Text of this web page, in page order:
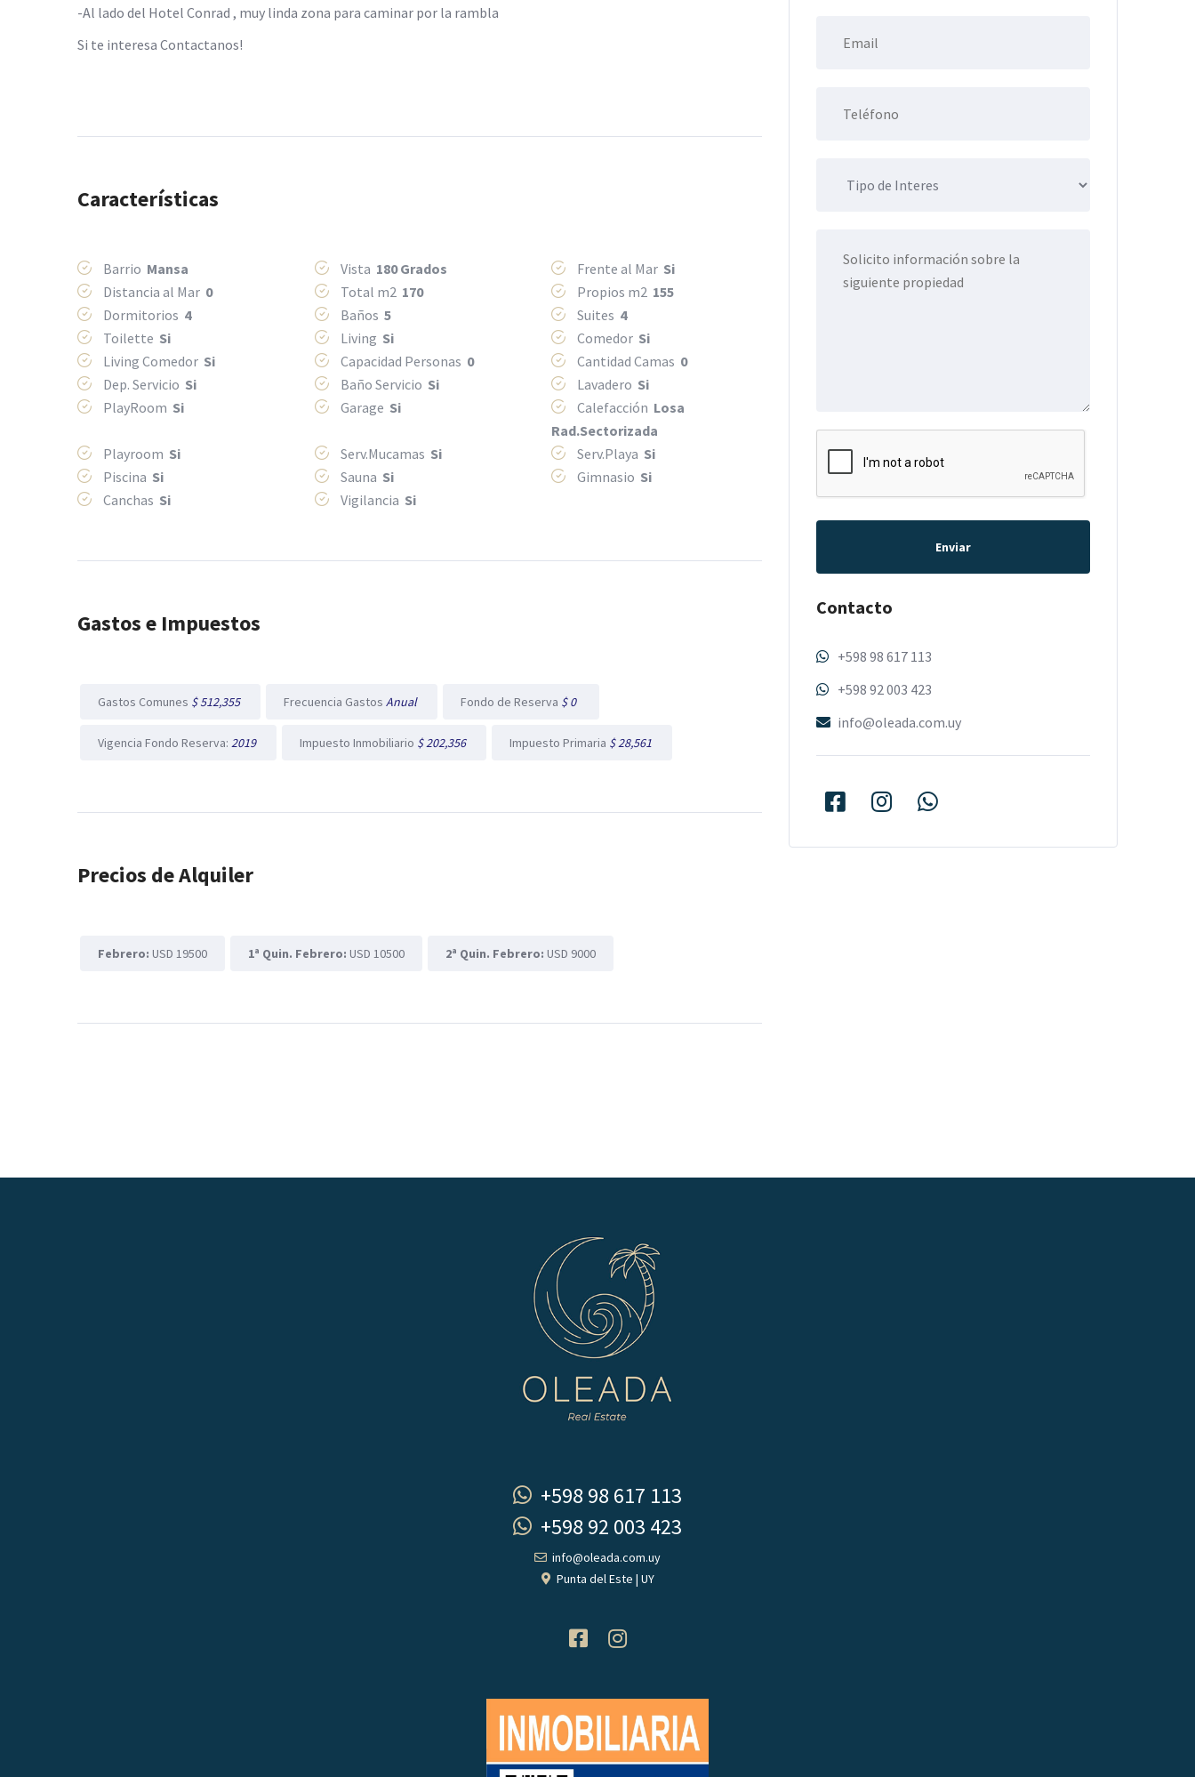
-Al lado del Hotel Conrad , muy linda zona para caminar por la rambla
Si te interesa Contactanos!
Características
Barrio Mansa Vista 180 Grados Frente al Mar Si
Distancia al Mar 0 Total m2 170 Propios m2 155
Dormitorios 4 Baños 5 Suites 4
Toilette Si Living Si Comedor Si
Living Comedor Si Capacidad Personas 0 Cantidad Camas 0
Dep. Servicio Si Baño Servicio Si Lavadero Si
PlayRoom Si Garage Si Calefacción Losa
Rad.Sectorizada
Playroom Si Serv.Mucamas Si Serv.Playa Si
Piscina Si Sauna Si Gimnasio Si
Canchas Si Vigilancia Si
Gastos e Impuestos
Gastos Comunes $ 512,355 Frecuencia Gastos Anual Fondo de Reserva $ 0
Vigencia Fondo Reserva: 2019 Impuesto Inmobiliario $ 202,356 Impuesto Primaria $ 28,561
Precios de Alquiler
Febrero: USD 19500 1ª Quin. Febrero: USD 10500 2ª Quin. Febrero: USD 9000
Enviar
Contacto
+598 98 617 113
+598 92 003 423
info@oleada.com.uy
+598 98 617 113
+598 92 003 423
info@oleada.com.uy
Punta del Este | UY